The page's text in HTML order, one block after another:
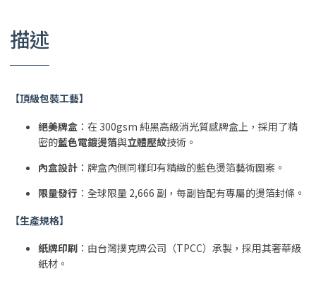
描述
【頂級包裝工藝】
絕美牌盒 ：在 300gsm 純黑高級消光質感牌盒上，採用了精
密的藍色電鍍燙箔與立體壓紋技術。
內盒設計 ：牌盒內側同樣印有精緻的藍色燙箔藝術圖案。
限量發行 ：全球限量 2,666 副，每副皆配有專屬的燙箔封條。
【生產規格】
紙牌印刷 ：由台灣撲克牌公司（TPCC）承製，採用其奢華級
紙材。